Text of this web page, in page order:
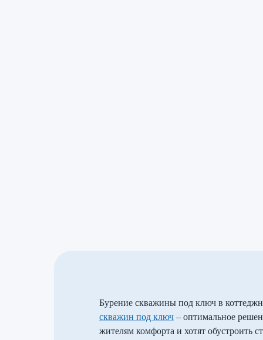
Бурение скважины под ключ в
скважин под ключ – оптимальное
жителям комфорта и хотят обустроить